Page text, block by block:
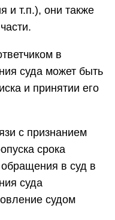
и т.п.), они также
в
суда может быть
и принятии его
с признанием
срока
в суд в
суда
судом